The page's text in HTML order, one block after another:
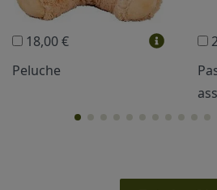
Regali Personalizzati
18,00 €
Peluche